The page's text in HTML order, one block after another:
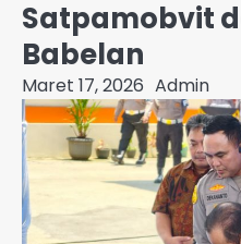
Satpamobvit
Babelan
Maret 17, 2026 Admin